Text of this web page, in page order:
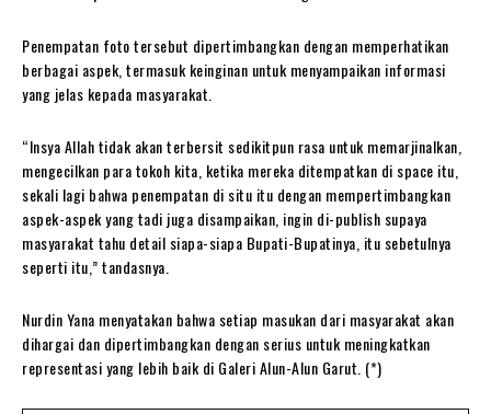
Penempatan foto tersebut dipertimbangkan dengan memperhatikan
berbagai aspek, termasuk keinginan untuk menyampaikan informasi
yang jelas kepada masyarakat.
“Insya Allah tidak akan terbersit sedikitpun rasa untuk memarjinalkan,
mengecilkan para tokoh kita, ketika mereka ditempatkan di space itu,
sekali lagi bahwa penempatan di situ itu dengan mempertimbangkan
aspek-aspek yang tadi juga disampaikan, ingin di-publish supaya
masyarakat tahu detail siapa-siapa Bupati-Bupatinya, itu sebetulnya
seperti itu,” tandasnya.
Nurdin Yana menyatakan bahwa setiap masukan dari masyarakat akan
dihargai dan dipertimbangkan dengan serius untuk meningkatkan
representasi yang lebih baik di Galeri Alun-Alun Garut. (*)